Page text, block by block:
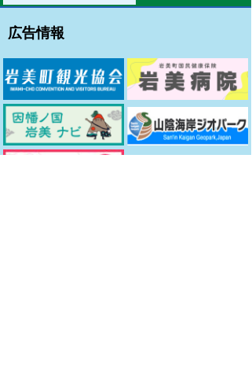
広告情報